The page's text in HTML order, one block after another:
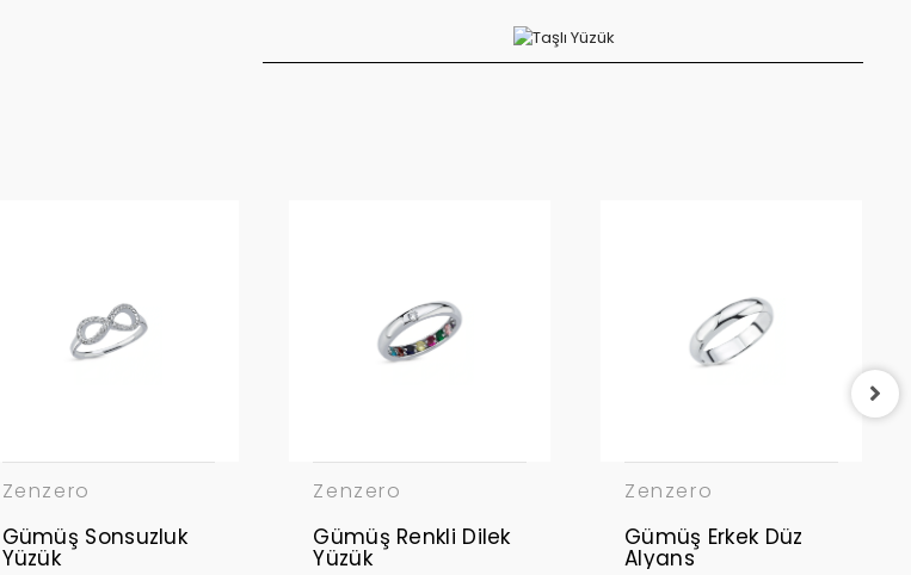
Zenzero
Gümüş Sonsuzluk
Yüzük
Zenzero
Gümüş Renkli Dilek
Yüzük
Zenzero
Gümüş Erkek Düz
Alyans